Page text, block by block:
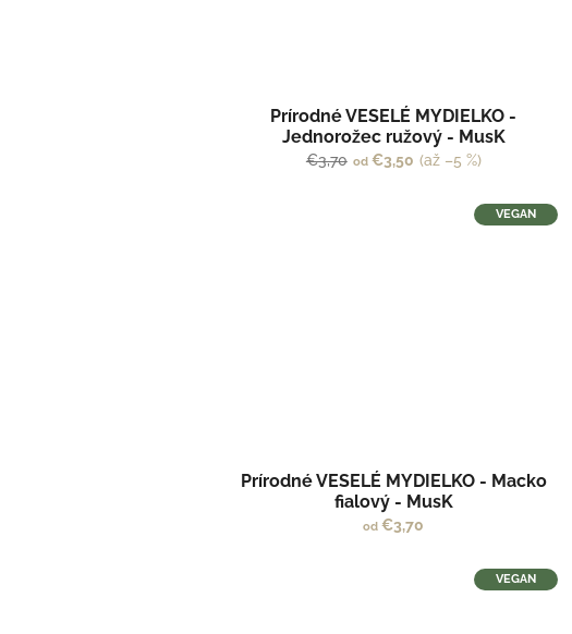
Prírodné VESELÉ MYDIELKO -
Jednorožec ružový - MusK
€3,70 od€3,50 (až –5 %)
VEGAN
Prírodné VESELÉ MYDIELKO - Macko
fialový - MusK
od €3,70
VEGAN